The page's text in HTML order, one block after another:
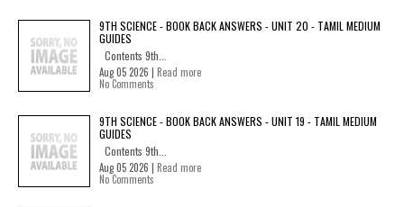
9TH SCIENCE - BOOK BACK ANSWERS - UNIT 20 - TAMIL MEDIUM
GUIDES
Contents 9th...
Aug 05 2026 | Read more
No Comments
9TH SCIENCE - BOOK BACK ANSWERS - UNIT 19 - TAMIL MEDIUM
GUIDES
Contents 9th...
Aug 05 2026 | Read more
No Comments